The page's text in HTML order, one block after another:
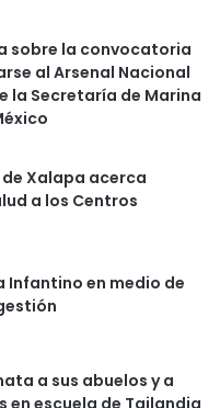
sobre la convocatoria
al Arsenal Nacional
la Secretaría de Marina
Xalapa acerca
a los Centros
Infantino en medio de
a sus abuelos y a
en escuela de Tailandia